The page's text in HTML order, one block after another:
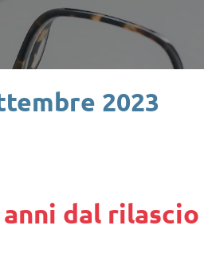
2023
dal rilascio